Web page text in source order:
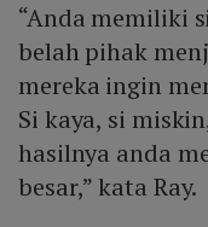
“Anda memiliki
belah pihak
mereka ingin
Si kaya, si
hasilnya anda
besar,” kata Ray.